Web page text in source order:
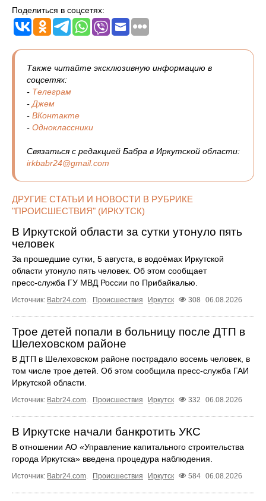
Поделиться в соцсетях:
Также читайте эксклюзивную информацию в
соцсетях:
- Телеграм
- Джем
- ВКонтакте
- Одноклассники
Связаться с редакцией Бабра в Иркутской области:
irkbabr24@gmail.com
ДРУГИЕ СТАТЬИ И НОВОСТИ В РУБРИКЕ
"ПРОИСШЕСТВИЯ" (ИРКУТСК)
В Иркутской области за сутки утонуло пять
человек
За прошедшие сутки, 5 августа, в водоёмах Иркутской
области утонуло пять человек. Об этом сообщает
пресс‑служба ГУ МВД России по Прибайкалью.
Источник: Babr24.com. Происшествия Иркутск 308 06.08.2026
Трое детей попали в больницу после ДТП в
Шелеховском районе
В ДТП в Шелеховском районе пострадало восемь человек, в
том числе трое детей. Об этом сообщила пресс‑служба ГАИ
Иркутской области.
Источник: Babr24.com. Происшествия Иркутск 332 06.08.2026
В Иркутске начали банкротить УКС
В отношении АО «Управление капитального строительства
города Иркутска» введена процедура наблюдения.
Источник: Babr24.com. Происшествия Иркутск 584 06.08.2026